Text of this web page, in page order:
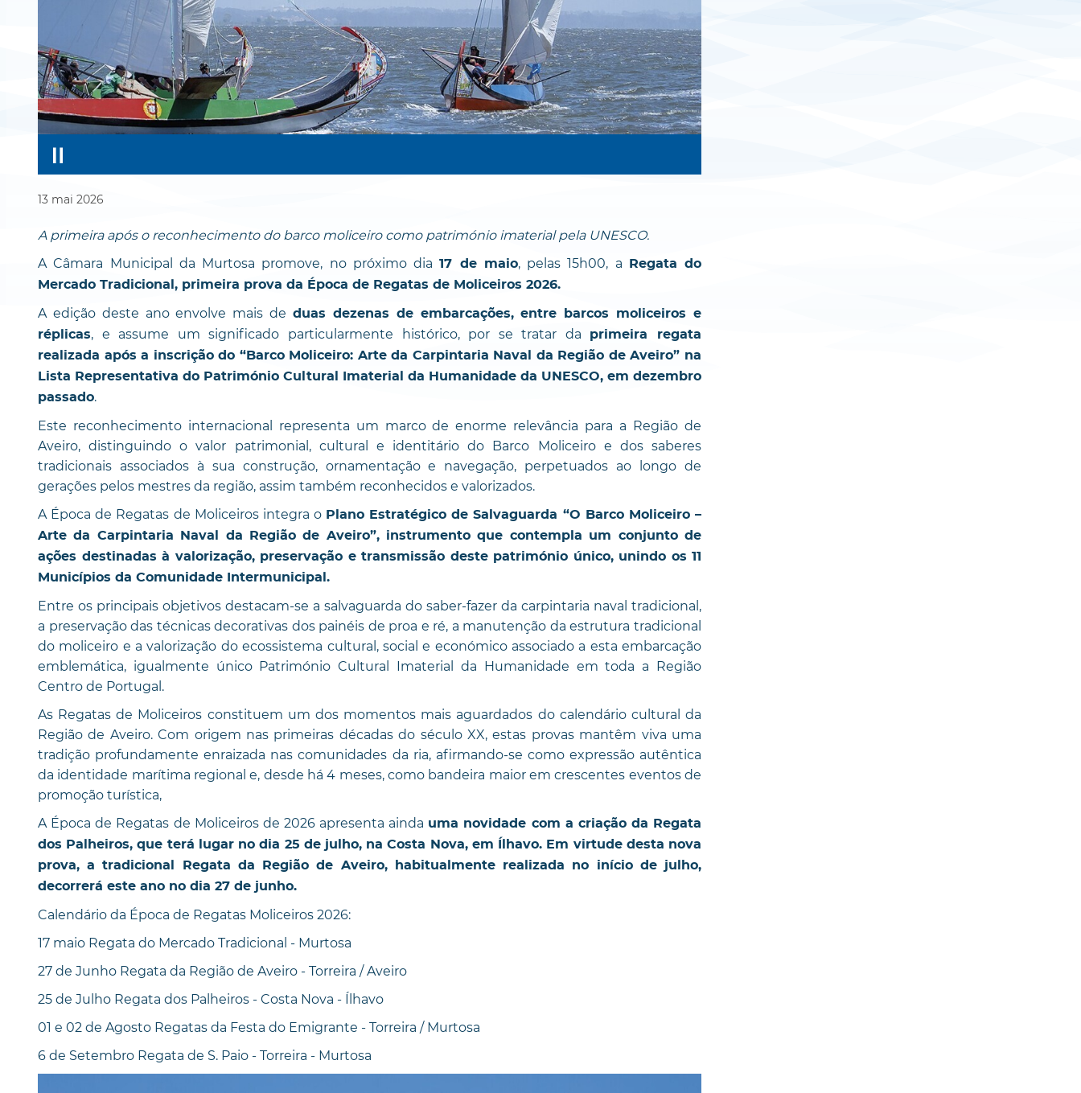
13 mai 2026
A primeira após o reconhecimento do barco moliceiro como património imaterial pela UNESCO.
A Câmara Municipal da Murtosa promove, no próximo dia17 de maio, pelas 15h00, a
Regata do
Mercado Tradicional, primeira prova da Época de Regatas de Moliceiros 2026.
A edição deste ano envolve mais de duas dezenas de embarcações, entre barcos moliceiros e
réplicas, e assume um significado particularmente histórico, por se tratar da
primeira regata
realizada após a inscrição do “Barco Moliceiro: Arte da Carpintaria Naval da Região de Aveiro” na
Lista Representativa do Património Cultural Imaterial da Humanidade da UNESCO, em dezembro
passado.
Este reconhecimento internacional representa um marco de enorme relevância para a Região de
Aveiro, distinguindo o valor patrimonial, cultural e identitário do Barco Moliceiro e dos saberes
tradicionais associados à sua construção, ornamentação e navegação, perpetuados ao longo de
gerações pelos mestres da região, assim também reconhecidos e valorizados.
A Época de Regatas de Moliceiros integra o Plano Estratégico de Salvaguarda “O Barco Moliceiro –
Arte da Carpintaria Naval da Região de Aveiro”, instrumento que contempla um conjunto de
ações destinadas à valorização, preservação e transmissão deste património único, unindo os 11
Municípios da Comunidade Intermunicipal.
Entre os principais objetivos destacam-se a salvaguarda do saber-fazer da carpintaria naval tradicional,
a preservação das técnicas decorativas dos painéis de proa e ré, a manutenção da estrutura tradicional
do moliceiro e a valorização do ecossistema cultural, social e económico associado a esta embarcação
emblemática, igualmente único Património Cultural Imaterial da Humanidade em toda a Região
Centro de Portugal.
As Regatas de Moliceiros constituem um dos momentos mais aguardados do calendário cultural da
Região de Aveiro. Com origem nas primeiras décadas do século XX, estas provas mantêm viva uma
tradição profundamente enraizada nas comunidades da ria, afirmando-se como expressão autêntica
da identidade marítima regional e, desde há 4 meses, como bandeira maior em crescentes eventos de
promoção turística,
A Época de Regatas de Moliceiros de 2026 apresenta ainda uma novidade com a criação da Regata
dos Palheiros, que terá lugar no dia 25 de julho, na Costa Nova, em Ílhavo. Em virtude desta nova
prova, a tradicional Regata da Região de Aveiro, habitualmente realizada no início de julho,
decorrerá este ano no dia 27 de junho.
Calendário da Época de Regatas Moliceiros 2026:
17 maio Regata do Mercado Tradicional - Murtosa
27 de Junho Regata da Região de Aveiro - Torreira / Aveiro
25 de Julho Regata dos Palheiros - Costa Nova - Ílhavo
01 e 02 de Agosto Regatas da Festa do Emigrante - Torreira / Murtosa
6 de Setembro Regata de S. Paio - Torreira - Murtosa